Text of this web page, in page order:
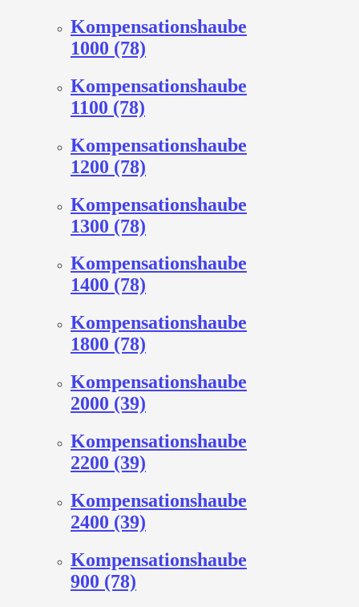
Kompensationshaube
1000 (78)
Kompensationshaube
1100 (78)
Kompensationshaube
1200 (78)
Kompensationshaube
1300 (78)
Kompensationshaube
1400 (78)
Kompensationshaube
1800 (78)
Kompensationshaube
2000 (39)
Kompensationshaube
2200 (39)
Kompensationshaube
2400 (39)
Kompensationshaube
900 (78)